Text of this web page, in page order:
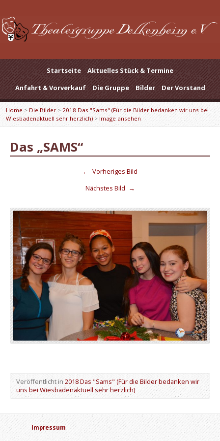
Startseite
Aktuelles Stück & Termine
Anfahrt & Vorverkauf
Die Gruppe Bilder Der Vorstand
Home > Die Bilder> 2018 Das "Sams" (Für die Bilder bedanken wir uns bei
Wiesbadenaktuell sehr herzlich)> Image ansehen
Das „SAMS“
← Vorheriges Bild
Nächstes Bild →
Veröffentlicht in2018 Das "Sams" (Für die Bilder bedanken wir
uns bei Wiesbadenaktuell sehr herzlich)
Impressum